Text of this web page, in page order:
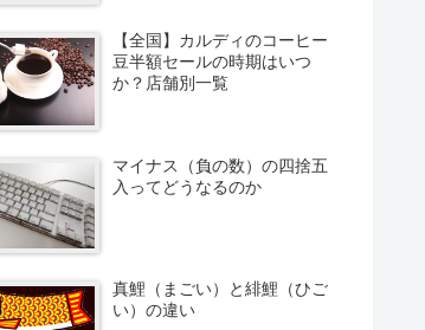
【全国】カルディのコーヒー
豆半額セールの時期はいつ
か？店舗別一覧
マイナス（負の数）の四捨五
入ってどうなるのか
真鯉（まごい）と緋鯉（ひご
い）の違い